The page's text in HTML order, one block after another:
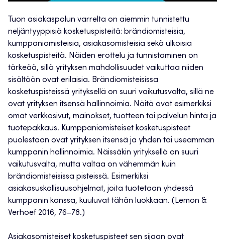
Tuon asiakaspolun varrelta on aiemmin tunnistettu
neljäntyyppisiä kosketuspisteitä: brändiomisteisia,
kumppaniomisteisia, asiakasomisteisia sekä ulkoisia
kosketuspisteitä. Näiden erottelu ja tunnistaminen on
tärkeää, sillä yrityksen mahdollisuudet vaikuttaa niiden
sisältöön ovat erilaisia. Brändiomisteisissa
kosketuspisteissä yrityksellä on suuri vaikutusvalta, sillä ne
ovat yrityksen itsensä hallinnoimia. Näitä ovat esimerkiksi
omat verkkosivut, mainokset, tuotteen tai palvelun hinta ja
tuotepakkaus. Kumppaniomisteiset kosketuspisteet
puolestaan ovat yrityksen itsensä ja yhden tai useamman
kumppanin hallinnoimia. Näissäkin yrityksellä on suuri
vaikutusvalta, mutta valtaa on vähemmän kuin
brändiomisteisissa pisteissä. Esimerkiksi
asiakasuskollisuusohjelmat, joita tuotetaan yhdessä
kumppanin kanssa, kuuluvat tähän luokkaan. (Lemon &
Verhoef 2016, 76–78.)
Asiakasomisteiset kosketuspisteet sen sijaan ovat